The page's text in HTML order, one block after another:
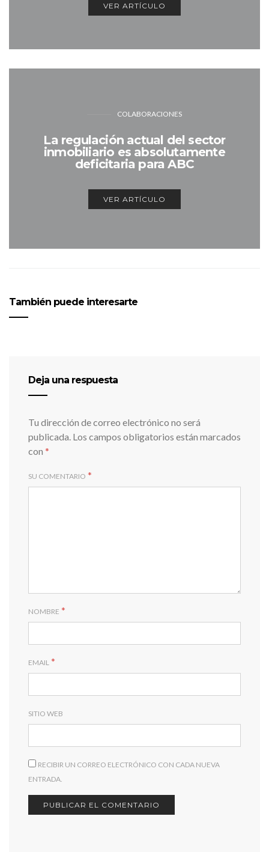
VER ARTÍCULO
COLABORACIONES
La regulación actual del sector
inmobiliario es absolutamente
deficitaria para ABC
VER ARTÍCULO
También puede interesarte
Deja una respuesta
Tu dirección de correo electrónico no será
publicada. Los campos obligatorios están marcados
con *
SU COMENTARIO *
NOMBRE *
EMAIL *
SITIO WEB
RECIBIR UN CORREO ELECTRÓNICO CON CADA NUEVA
ENTRADA.